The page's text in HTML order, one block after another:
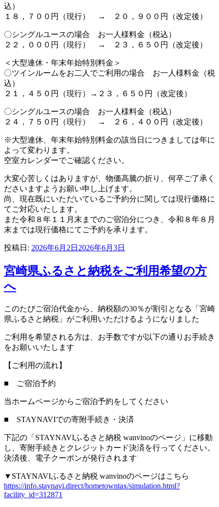
込）
１８，７００円（現行） → ２０，９００円（改定後）
〇シングルユースの場合 お一人様料金（税込）
２２，０００円（現行） → ２３，６５０円（改定後）
＜大型連休・年末年始特別料金＞
〇ツインルームをお二人でご利用の場合 お一人様料金（税
込）
２１，４５０円（現行）→２３，６５０円（改定後）
〇シングルユースの場合 お一人様料金（税込）
２４，７５０円（現行） → ２６，４００円（改定後）
※大型連休、年末年始特別料金の該当日につきましては年に
よって変わります。
空室カレンダーでご確認ください。
大変心苦しくはありますが、物価高騰の折り、何卒ご了承く
ださいますようお願い申し上げます。
尚、現在既にいただいているご予約分に関しては現行価格に
てご対応いたします。
また令和８年１１月末までのご宿泊分につき、令和８年８月
末までは現行価格にてご予約を承ります。
投稿日: 2026年6月2日 2026年6月3日
宮崎県ふるさと納税をご利用希望の方
へ
このたびご宿泊代金から、納税額の30％が割引となる「宮崎
県ふるさと納税」がご利用いただけるようになりました
ご利用を希望される方は、お手数ですが以下の通りお手続き
をお願いいたします
【ご利用の流れ】
■ ご宿泊予約
当ホームページからご宿泊予約をしてください
■ STAYNAVIでの寄附手続き・決済
下記の「STAYNAVIふるさと納税 wanvinoのページ」に移動
し、寄附手続きとクレジットカード決済を行ってください。
決済後、電子クーポンが発行されます
▼STAYNAVIふるさと納税 wanvinoのページはこちら
https://info.staynavi.direct/hometowntax/simulation.html?
facility_id=312871